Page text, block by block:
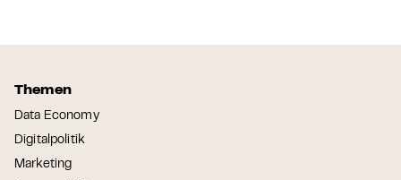
Themen
Data Economy
Digitalpolitik
Marketing